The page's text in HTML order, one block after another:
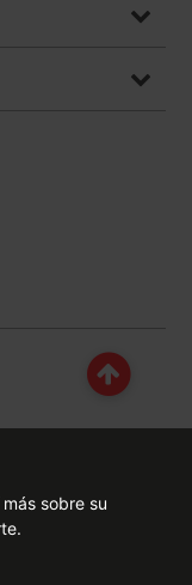
en este site, el
y/o de
total o
de la
sobre su